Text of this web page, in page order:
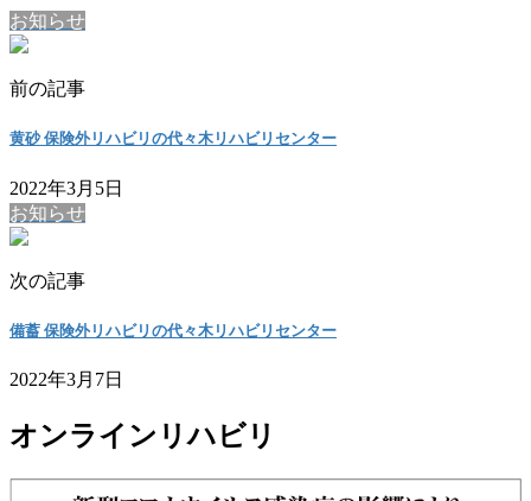
お知らせ
前の記事
黄砂 保険外リハビリの代々木リハビリセンター
2022年3月5日
お知らせ
次の記事
備蓄 保険外リハビリの代々木リハビリセンター
2022年3月7日
オンラインリハビリ